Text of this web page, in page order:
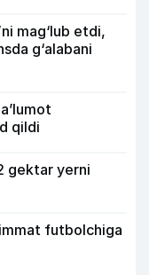
mag‘lub etdi,
g‘alabani
qildi
gektar yerni
futbolchiga